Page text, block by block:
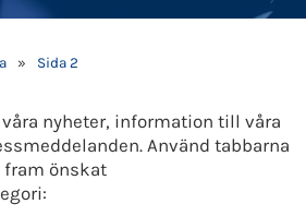
» Sida 2
nyheter, information till våra
Använd tabbarna
fram önskat